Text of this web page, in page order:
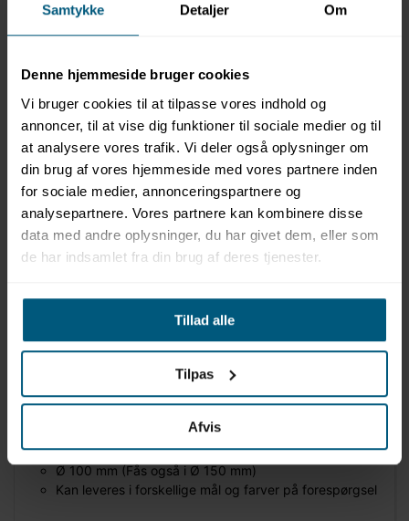
Samtykke Detaljer Om
Denne hjemmeside bruger cookies
Vi bruger cookies til at tilpasse vores indhold og
annoncer, til at vise dig funktioner til sociale medier og til
at analysere vores trafik. Vi deler også oplysninger om
din brug af vores hjemmeside med vores partnere inden
for sociale medier, annonceringspartnere og
analysepartnere. Vores partnere kan kombinere disse
data med andre oplysninger, du har givet dem, eller som
de har indsamlet fra din brug af deres tjenester.
Tillad alle
Tilpas
Afvis
MALMSTEN
Mållinje til vandpolo |
Classic | Malmsten
Udskiftningsområde til
vandpolo | Classic |
Malmsten
Specifikationer
Bølge reducerende
Ø 100 mm (Fås også i Ø 150 mm)
Kan leveres i forskellige mål og farver på forespørgsel